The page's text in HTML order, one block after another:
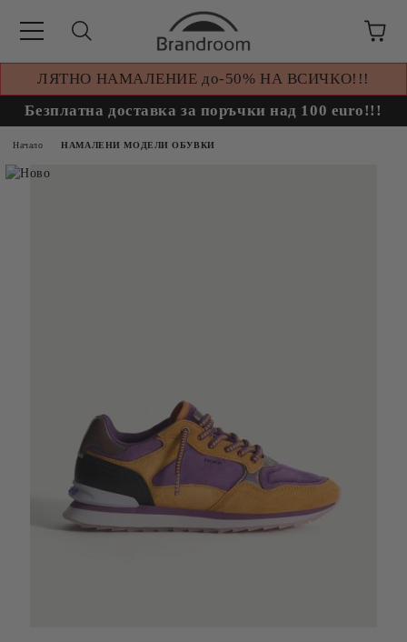
ЛЯТНО НАМАЛЕНИЕ до-50% НА ВСИЧКО!!!
Безплатна доставка за поръчки над 100 euro!!!
Начало НАМАЛЕНИ МОДЕЛИ ОБУВКИ